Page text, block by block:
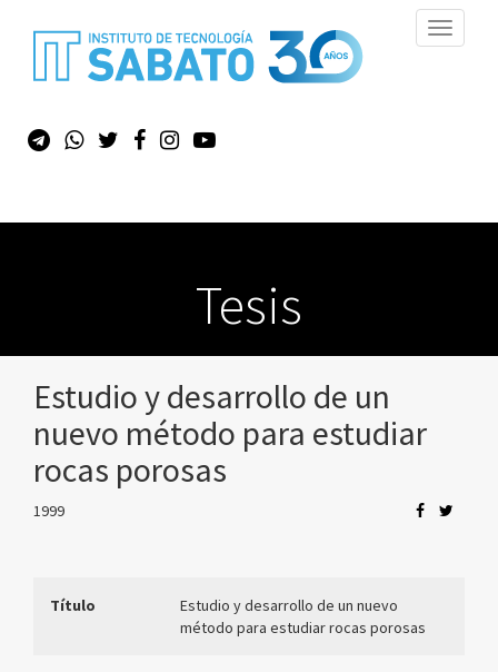
Toggle
Tesis
Estudio y desarrollo de un
nuevo método para estudiar
rocas porosas
1999
Título
Estudio y desarrollo de un nuevo
método para estudiar rocas porosas